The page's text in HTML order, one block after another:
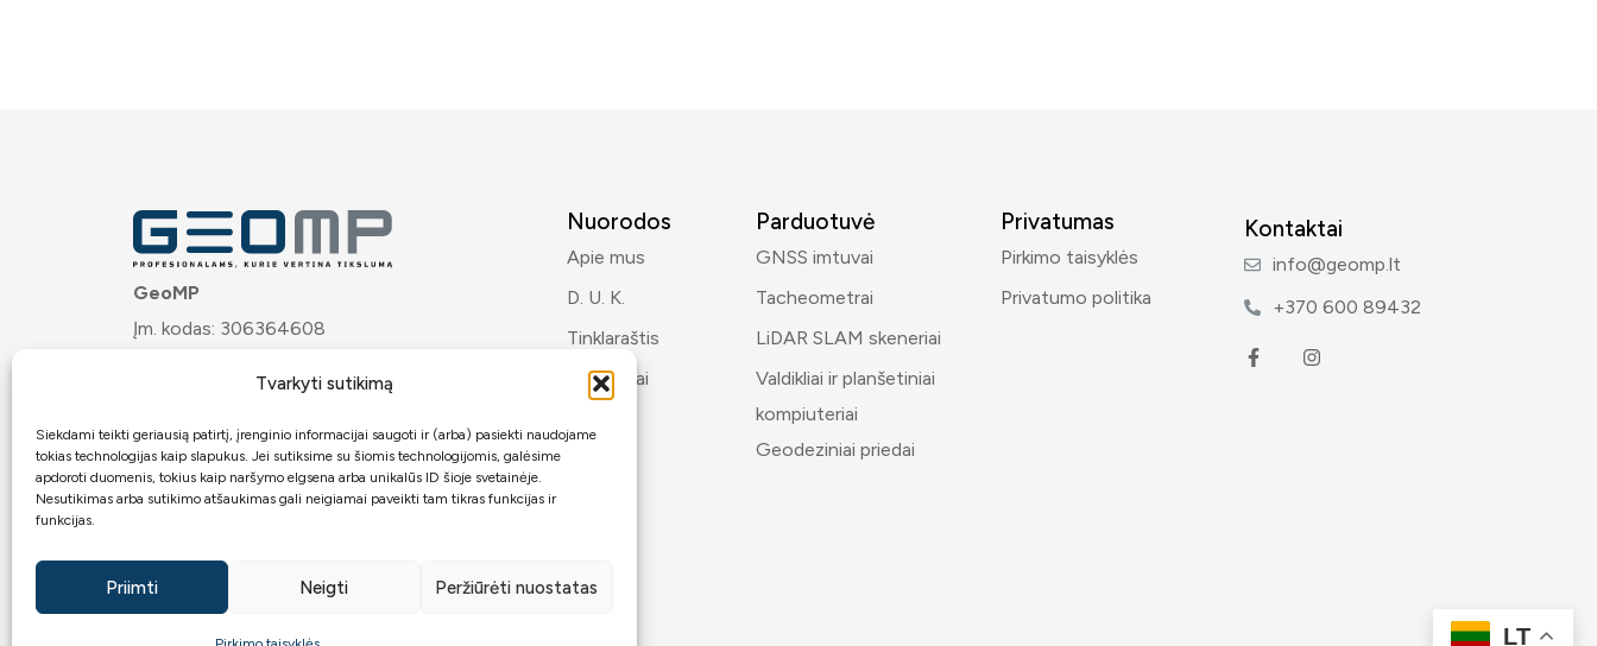
Tvarkyti sutikimą
Siekdami teikti geriausią patirtį, įrenginio informacijai saugoti ir (arba) pasiekti naudojame
tokias technologijas kaip slapukus. Jei sutiksime su šiomis technologijomis, galėsime
apdoroti duomenis, tokius kaip naršymo elgsena arba unikalūs ID šioje svetainėje.
Nesutikimas arba sutikimo atšaukimas gali neigiamai paveikti tam tikras funkcijas ir
funkcijas.
Priimti Neigti Peržiūrėti nuostatas
GeoMP
Įm. kodas: 306364608
Josvainių g. 32, LT-57275 Kėdainiai
Bankas:ARTEA
Atsiskaitomoji sąskaita:
LT7271899000062467949
Nuorodos
Apie mus
D. U. K.
Tinklaraštis
Kontaktai
Parduotuvė
GNSS imtuvai
Tacheometrai
LiDAR SLAM skeneriai
Valdikliai ir planšetiniai
kompiuteriai
Geodeziniai priedai
Privatumas
Pirkimo taisyklės
Privatumo politika
Kontaktai
info@geomp.lt
+370 600 89432
2026 © GeoMP.lt.Visos teisės saugomos LT